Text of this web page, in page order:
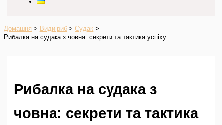
Домашня Види риб
Судак
Рибалка на судака з човна: секрети та тактика успіху
Рибалка на судака з
човна: секрети та тактика